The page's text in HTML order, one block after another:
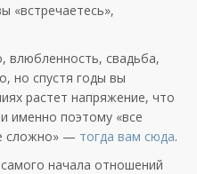
«встречаетесь»,
влюбленность, свадьба,
но спустя годы вы
растет напряжение, что
именно поэтому «все
сложно» — тогда вам сюда.
начала отношений